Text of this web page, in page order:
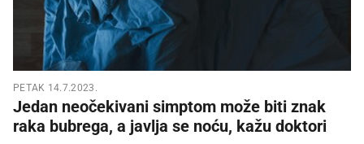
PETAK 14.7.2023.
Jedan neočekivani simptom može biti znak
raka bubrega, a javlja se noću, kažu doktori